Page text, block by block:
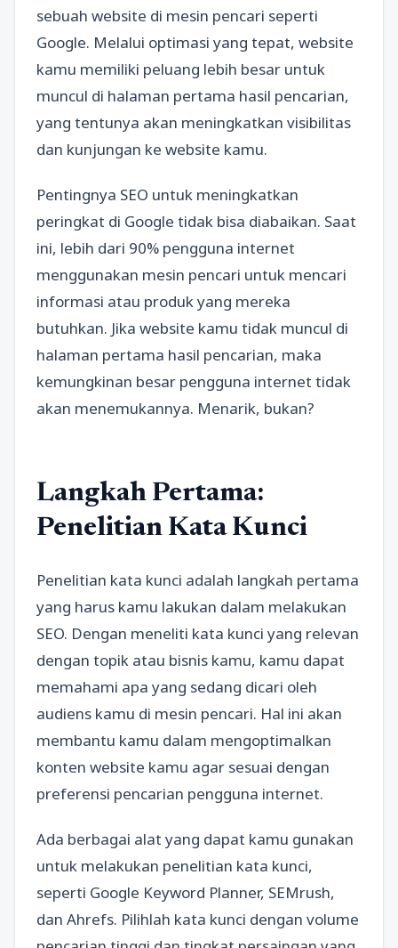
sebuah website di mesin pencari seperti
Google. Melalui optimasi yang tepat, website
kamu memiliki peluang lebih besar untuk
muncul di halaman pertama hasil pencarian,
yang tentunya akan meningkatkan visibilitas
dan kunjungan ke website kamu.
Pentingnya SEO untuk meningkatkan
peringkat di Google tidak bisa diabaikan. Saat
ini, lebih dari 90% pengguna internet
menggunakan mesin pencari untuk mencari
informasi atau produk yang mereka
butuhkan. Jika website kamu tidak muncul di
halaman pertama hasil pencarian, maka
kemungkinan besar pengguna internet tidak
akan menemukannya. Menarik, bukan?
Langkah Pertama:
Penelitian Kata Kunci
Penelitian kata kunci adalah langkah pertama
yang harus kamu lakukan dalam melakukan
SEO. Dengan meneliti kata kunci yang relevan
dengan topik atau bisnis kamu, kamu dapat
memahami apa yang sedang dicari oleh
audiens kamu di mesin pencari. Hal ini akan
membantu kamu dalam mengoptimalkan
konten website kamu agar sesuai dengan
preferensi pencarian pengguna internet.
Ada berbagai alat yang dapat kamu gunakan
untuk melakukan penelitian kata kunci,
seperti Google Keyword Planner, SEMrush,
dan Ahrefs. Pilihlah kata kunci dengan volume